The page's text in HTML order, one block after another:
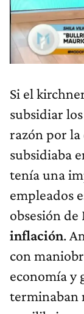
Si el
subsidiar
razón por la
subsidiaba
tenía una
empleados
obsesión de
inflación.
con
economía y
terminaban